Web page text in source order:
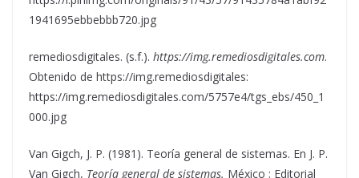
1941695ebbebbb720.jpg
remediosdigitales. (s.f.). https://img.remediosdigitales.com.
Obtenido de https://img.remediosdigitales:
https://img.remediosdigitales.com/5757e4/tgs_ebs/450_1
000.jpg
Van Gigch, J. P. (1981). Teoría general de sistemas. En J. P.
Van Gigch, Teoría general de sistemas. México : Editorial